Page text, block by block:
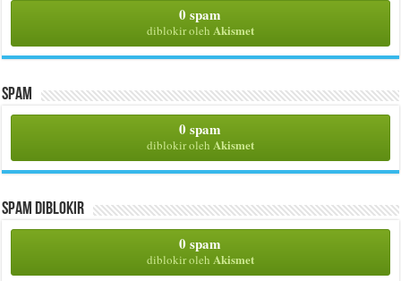
0 spam
diblokir oleh Akismet
Spam
0 spam
diblokir oleh Akismet
Spam Diblokir
0 spam
diblokir oleh Akismet